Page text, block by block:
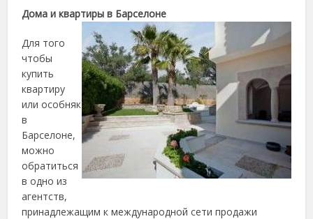
Дома и квартиры в Барселоне
Для того
чтобы
купить
квартиру
или особняк
в
Барселоне,
можно
обратиться
в одно из
агентств,
принадлежащим к международной сети продажи